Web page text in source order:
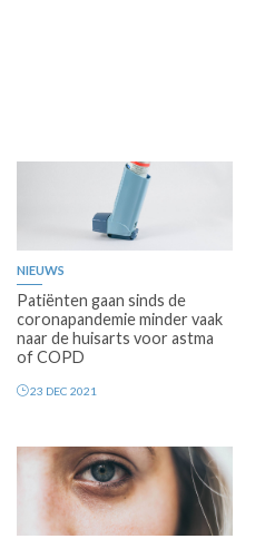
NIEUWS
Patiënten gaan sinds de
coronapandemie minder vaak
naar de huisarts voor astma
of COPD
23 DEC 2021
Premium